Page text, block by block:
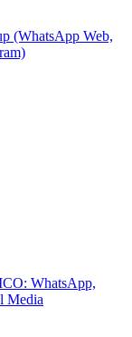
(WhatsApp Web,
WhatsApp,
Media